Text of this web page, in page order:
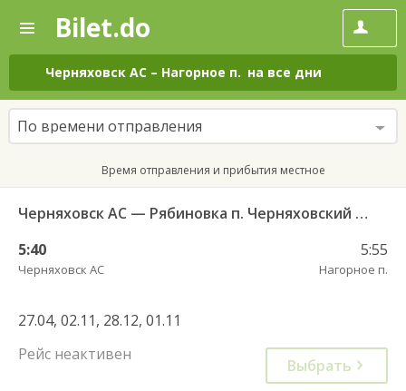
—
Поиск
и
покупка
билетов
на
автобус
онлайн
Bilet.do
Черняховск АС – Нагорное п. на все дни
По времени отправления
Время отправления и прибытия местное
Черняховск АС — Рябиновка п. Черняховский ГО 102
5:40
Черняховск АС
5:55
Нагорное п.
27.04, 02.11, 28.12, 01.11
Рейс неактивен
Выбрать